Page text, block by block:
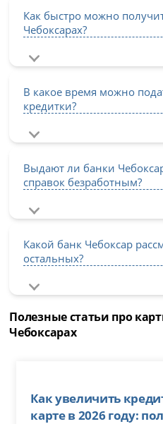
Как быстро можно
Чебоксарах?
В какое время можно
кредитки?
Выдают ли банки
справок безработным?
Какой банк Чебоксар
остальных?
Полезные статьи про
Чебоксарах
Как увеличить
карте в 2026 году: